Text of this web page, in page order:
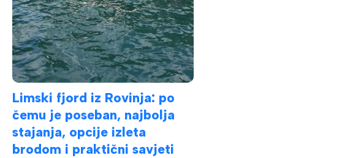
Limski fjord iz Rovinja: po
čemu je poseban, najbolja
stajanja, opcije izleta
brodom i praktični savjeti